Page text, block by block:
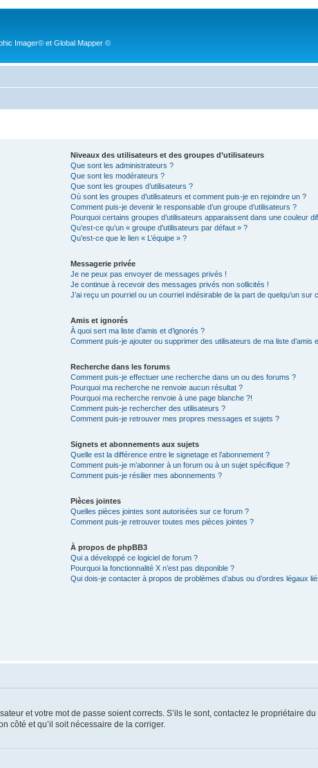
Imager© et Global Mapper ©
Niveaux des utilisateurs et des groupes d’utilisateurs
Que sont les administrateurs ?
Que sont les modérateurs ?
Que sont les groupes d’utilisateurs ?
Où sont les groupes d’utilisateurs et comment puis-je en rejoindre un ?
Comment puis-je devenir le responsable d’un groupe d’utilisateurs ?
Pourquoi certains groupes d’utilisateurs apparaissent dans une couleur
Qu’est-ce qu’un « groupe d’utilisateurs par défaut » ?
Qu’est-ce que le lien « L’équipe » ?
Messagerie privée
Je ne peux pas envoyer de messages privés !
Je continue à recevoir des messages privés non sollicités !
J’ai reçu un pourriel ou un courriel indésirable de la part de quelqu’un sur
Amis et ignorés
À quoi sert ma liste d’amis et d’ignorés ?
Comment puis-je ajouter ou supprimer des utilisateurs de ma liste d’amis
Recherche dans les forums
Comment puis-je effectuer une recherche dans un ou des forums ?
Pourquoi ma recherche ne renvoie aucun résultat ?
Pourquoi ma recherche renvoie à une page blanche ?!
Comment puis-je rechercher des utilisateurs ?
Comment puis-je retrouver mes propres messages et sujets ?
Signets et abonnements aux sujets
Quelle est la différence entre le signetage et l’abonnement ?
Comment puis-je m’abonner à un forum ou à un sujet spécifique ?
Comment puis-je résilier mes abonnements ?
Pièces jointes
Quelles pièces jointes sont autorisées sur ce forum ?
Comment puis-je retrouver toutes mes pièces jointes ?
À propos de phpBB3
Qui a développé ce logiciel de forum ?
Pourquoi la fonctionnalité X n’est pas disponible ?
Qui dois-je contacter à propos de problèmes d’abus ou d’ordres légaux
et votre mot de passe soient corrects. S’ils le sont, contactez le propriétaire
côté et qu’il soit nécessaire de la corriger.